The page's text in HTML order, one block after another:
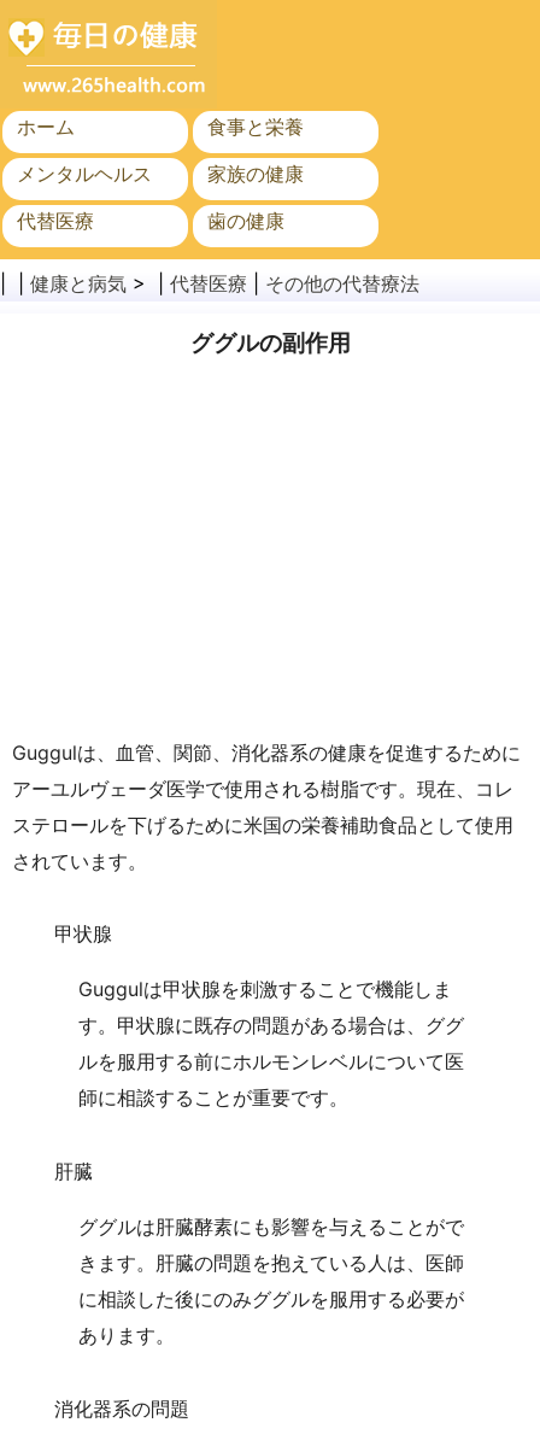
ホーム
食事と栄養
メンタルヘルス
家族の健康
代替医療
歯の健康
がん
公衆衛生と安全
健康と病気 > | 代替医療 その他の代替療法
ググルの副作用
Guggulは、血管、関節、消化器系の健康を促進するために
アーユルヴェーダ医学で使用される樹脂です。現在、コレ
ステロールを下げるために米国の栄養補助食品として使用
されています。
甲状腺
Guggulは甲状腺を刺激することで機能しま
す。甲状腺に既存の問題がある場合は、ググ
ルを服用する前にホルモンレベルについて医
師に相談することが重要です。
肝臓
ググルは肝臓酵素にも影響を与えることがで
きます。肝臓の問題を抱えている人は、医師
に相談した後にのみググルを服用する必要が
あります。
消化器系の問題